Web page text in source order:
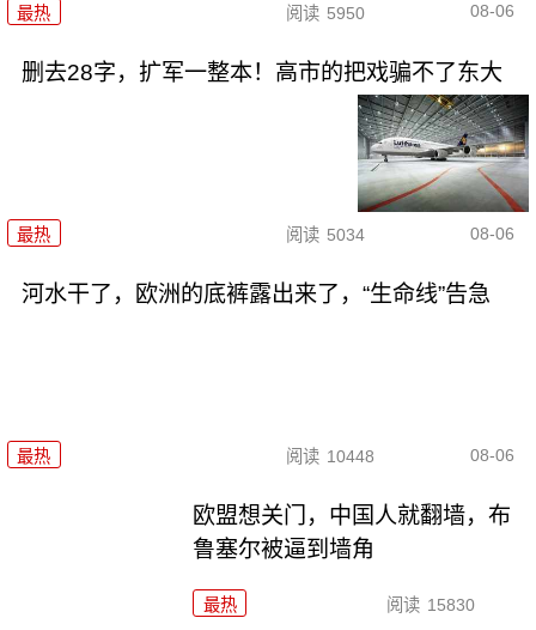
最热 阅读 5950 08-06
删去28字，扩军一整本！高市的把戏骗不了东大
最热 阅读 5034 08-06
河水干了，欧洲的底裤露出来了，“生命线”告急
最热 阅读 10448 08-06
欧盟想关门，中国人就翻墙，布
鲁塞尔被逼到墙角
最热 阅读 15830